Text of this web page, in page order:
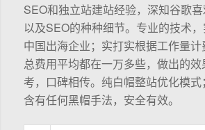
SEO和独立站建站经验，深知谷歌
以及SEO的种种细节。专业的技术
中国出海企业；实打实根据工作量
总费用平均都在一万多些，做出的
考，口碑相传。纯白帽整站优化模
含有任何黑帽手法，安全有效。